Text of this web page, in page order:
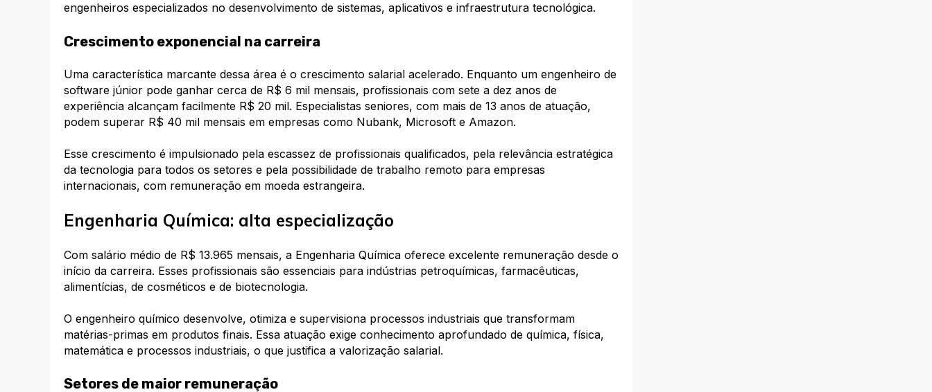
engenheiros especializados no desenvolvimento de sistemas, aplicativos e infraestrutura tecnológica.
Crescimento exponencial na carreira
Uma característica marcante dessa área é o crescimento salarial acelerado. Enquanto um engenheiro de
software júnior pode ganhar cerca de R$ 6 mil mensais, profissionais com sete a dez anos de
experiência alcançam facilmente R$ 20 mil. Especialistas seniores, com mais de 13 anos de atuação,
podem superar R$ 40 mil mensais em empresas como Nubank, Microsoft e Amazon.
Esse crescimento é impulsionado pela escassez de profissionais qualificados, pela relevância estratégica
da tecnologia para todos os setores e pela possibilidade de trabalho remoto para empresas
internacionais, com remuneração em moeda estrangeira.
Engenharia Química: alta especialização
Com salário médio de R$ 13.965 mensais, a Engenharia Química oferece excelente remuneração desde o
início da carreira. Esses profissionais são essenciais para indústrias petroquímicas, farmacêuticas,
alimentícias, de cosméticos e de biotecnologia.
O engenheiro químico desenvolve, otimiza e supervisiona processos industriais que transformam
matérias-primas em produtos finais. Essa atuação exige conhecimento aprofundado de química, física,
matemática e processos industriais, o que justifica a valorização salarial.
Setores de maior remuneração